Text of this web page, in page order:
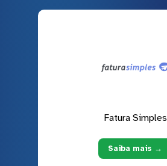
Fatura Simples
Saiba mais →